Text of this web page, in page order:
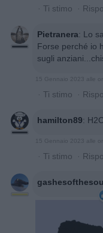
· Ti stimo ·
Pietranera: Lo
Forse perché io
sugli
15 Gennaio 2023 alle
· Ti stimo ·
hamilton89:
15 Gennaio 2023 alle
· Ti stimo ·